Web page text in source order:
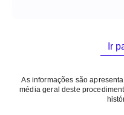
Ir
As informações são
média geral deste